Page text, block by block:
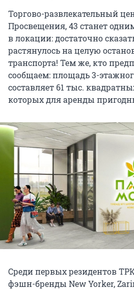
Торгово-развлекательный
Просвещения, 43 станет
в локации: достаточно
растянулось на целую
транспорта! Тем же, кто
сообщаем: площадь 3-
составляет 61 тыс.
которых для аренды
Среди первых резидентов
фэшн-бренды New Yorker,